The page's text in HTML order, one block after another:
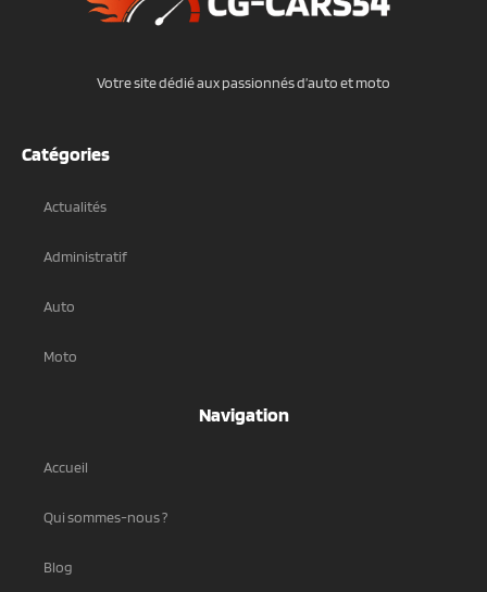
Votre site dédié aux passionnés d’auto et moto
Catégories
Actualités
Administratif
Auto
Moto
Navigation
Accueil
Qui sommes-nous ?
Blog